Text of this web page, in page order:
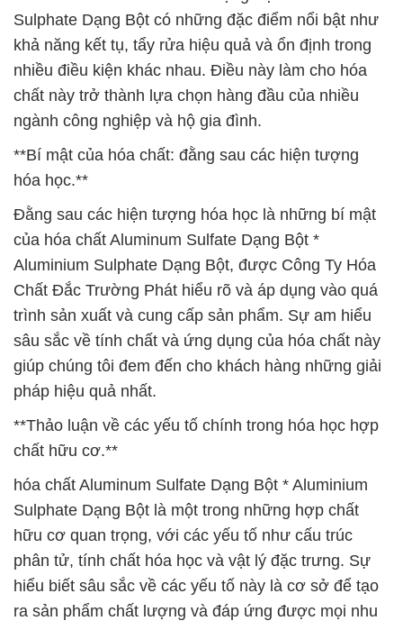
Sulphate Dạng Bột có những đặc điểm nổi bật như
khả năng kết tụ, tẩy rửa hiệu quả và ổn định trong
nhiều điều kiện khác nhau. Điều này làm cho hóa
chất này trở thành lựa chọn hàng đầu của nhiều
ngành công nghiệp và hộ gia đình.
**Bí mật của hóa chất: đằng sau các hiện tượng
hóa học.**
Đằng sau các hiện tượng hóa học là những bí mật
của hóa chất Aluminum Sulfate Dạng Bột *
Aluminium Sulphate Dạng Bột, được Công Ty Hóa
Chất Đắc Trường Phát hiểu rõ và áp dụng vào quá
trình sản xuất và cung cấp sản phẩm. Sự am hiểu
sâu sắc về tính chất và ứng dụng của hóa chất này
giúp chúng tôi đem đến cho khách hàng những giải
pháp hiệu quả nhất.
**Thảo luận về các yếu tố chính trong hóa học hợp
chất hữu cơ.**
hóa chất Aluminum Sulfate Dạng Bột * Aluminium
Sulphate Dạng Bột là một trong những hợp chất
hữu cơ quan trọng, với các yếu tố như cấu trúc
phân tử, tính chất hóa học và vật lý đặc trưng. Sự
hiểu biết sâu sắc về các yếu tố này là cơ sở để tạo
ra sản phẩm chất lượng và đáp ứng được mọi nhu